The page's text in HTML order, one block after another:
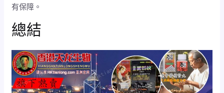
有保障。
總結